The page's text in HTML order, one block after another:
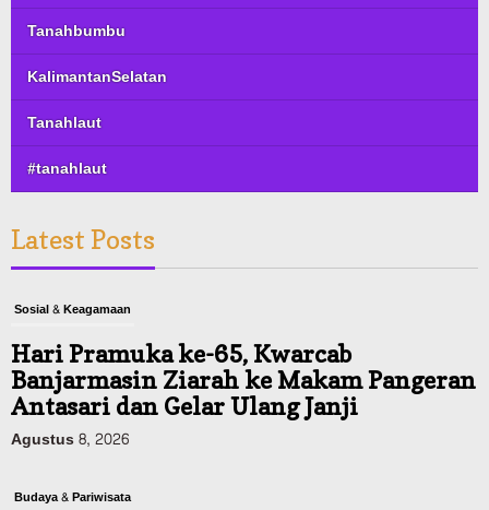
Tanahbumbu
KalimantanSelatan
Tanahlaut
#tanahlaut
Latest Posts
Sosial & Keagamaan
Hari Pramuka ke-65, Kwarcab
Banjarmasin Ziarah ke Makam Pangeran
Antasari dan Gelar Ulang Janji
Agustus 8, 2026
Budaya & Pariwisata